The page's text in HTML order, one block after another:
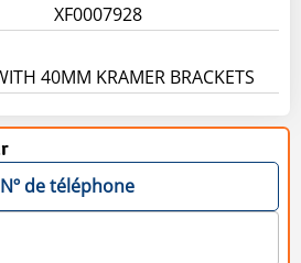
XF0007928
40MM KRAMER BRACKETS
Nº de téléphone